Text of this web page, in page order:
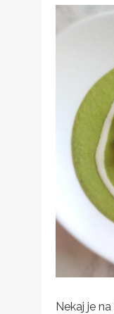
Nekaj je